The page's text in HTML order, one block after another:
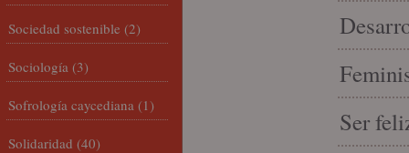
Ser
Sociedad sostenible (2)
Sociología (3)
Sofrología caycediana (1)
Solidaridad (40)